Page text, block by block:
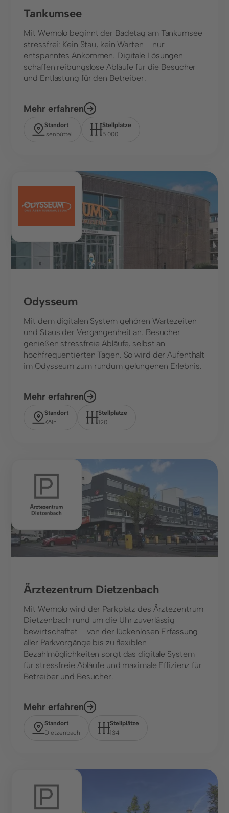
Tankumsee
Mit Wemolo beginnt der Badetag am Tankumsee
stressfrei: Kein Stau, kein Warten – nur
entspanntes Ankommen. Digitale Lösungen
schaffen reibungslose Abläufe für die Besucher
und Entlastung für den Betreiber.
Mehr erfahren
Standort
Isenbüttel
Stellplätze
5.000
Odysseum
Mit dem digitalen System gehören Wartezeiten
und Staus der Vergangenheit an. Besucher
genießen stressfreie Abläufe, selbst an
hochfrequentierten Tagen. So wird der Aufenthalt
im Odysseum zum rundum gelungenen Erlebnis.
Mehr erfahren
Standort
Köln
Stellplätze
120
Gesundheitswesen
Ärztezentrum Dietzenbach
Mit Wemolo wird der Parkplatz des Ärztezentrum
Dietzenbach rund um die Uhr zuverlässig
bewirtschaftet – von der lückenlosen Erfassung
aller Parkvorgänge bis zu flexiblen
Bezahlmöglichkeiten sorgt das digitale System
für stressfreie Abläufe und maximale Effizienz für
Betreiber und Besucher.
Mehr erfahren
Standort
Dietzenbach
Stellplätze
134
Sport, Freizeit